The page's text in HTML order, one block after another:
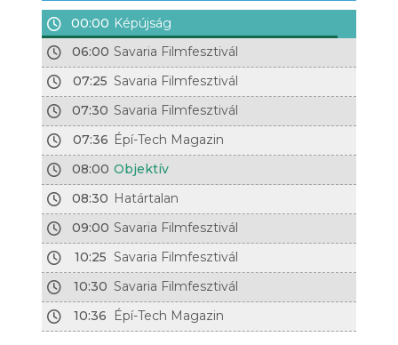
00:00 Képújság
06:00 Savaria Filmfesztivál
07:25 Savaria Filmfesztivál
07:30 Savaria Filmfesztivál
07:36 Épí-Tech Magazin
08:00 Objektív
08:30 Határtalan
09:00 Savaria Filmfesztivál
10:25 Savaria Filmfesztivál
10:30 Savaria Filmfesztivál
10:36
Épí-Tech Magazin